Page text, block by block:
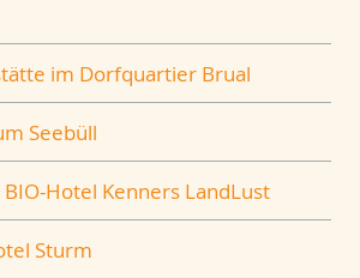
im Dorfquartier Brual
Seebüll
Hotel Kenners LandLust
Sturm